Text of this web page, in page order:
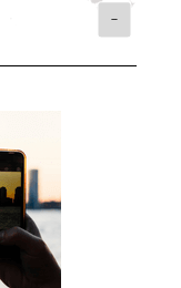
-